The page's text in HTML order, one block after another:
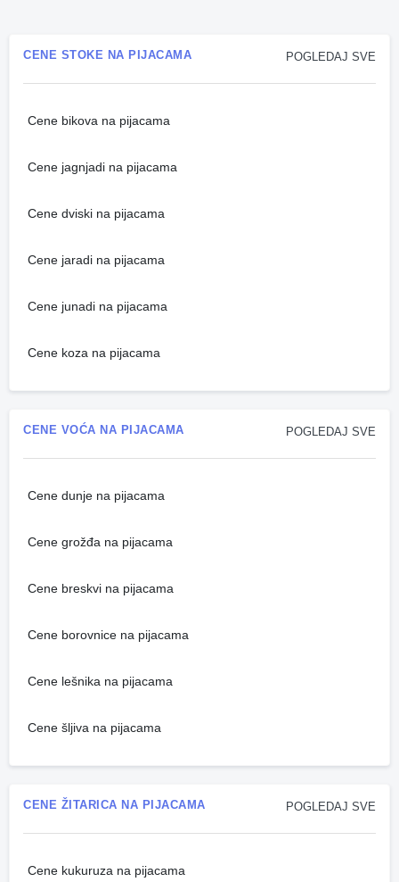
POGLEDAJ SVE
CENE STOKE NA PIJACAMA
Cene bikova na pijacama
Cene jagnjadi na pijacama
Cene dviski na pijacama
Cene jaradi na pijacama
Cene junadi na pijacama
Cene koza na pijacama
POGLEDAJ SVE
CENE VOĆA NA PIJACAMA
Cene dunje na pijacama
Cene grožđa na pijacama
Cene breskvi na pijacama
Cene borovnice na pijacama
Cene lešnika na pijacama
Cene šljiva na pijacama
POGLEDAJ SVE
CENE ŽITARICA NA PIJACAMA
Cene kukuruza na pijacama